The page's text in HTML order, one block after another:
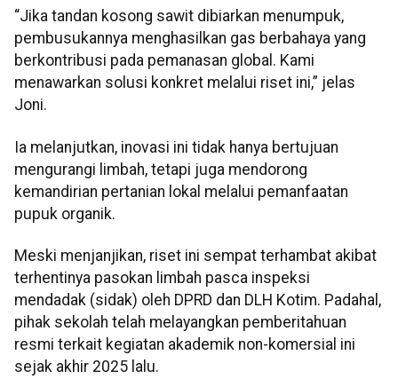
“Jika tandan kosong sawit dibiarkan menumpuk,
pembusukannya menghasilkan gas berbahaya yang
berkontribusi pada pemanasan global. Kami
menawarkan solusi konkret melalui riset ini,” jelas
Joni.
Ia melanjutkan, inovasi ini tidak hanya bertujuan
mengurangi limbah, tetapi juga mendorong
kemandirian pertanian lokal melalui pemanfaatan
pupuk organik.
Meski menjanjikan, riset ini sempat terhambat akibat
terhentinya pasokan limbah pasca inspeksi
mendadak (sidak) oleh DPRD dan DLH Kotim. Padahal,
pihak sekolah telah melayangkan pemberitahuan
resmi terkait kegiatan akademik non-komersial ini
sejak akhir 2025 lalu.